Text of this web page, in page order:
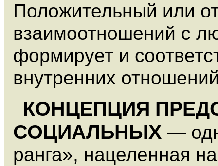
Положительный или
взаимоотношений с
формирует и
внутренних
КОНЦЕПЦИЯ
СОЦИАЛЬНЫХ—
ранга», нацеленная